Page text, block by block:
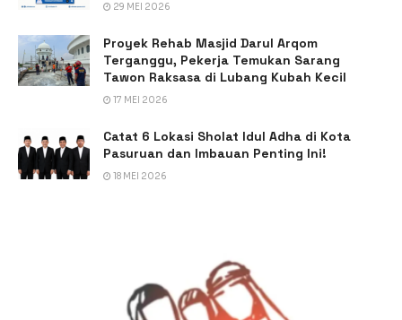
29 MEI 2026
Proyek Rehab Masjid Darul Arqom
Terganggu, Pekerja Temukan Sarang
Tawon Raksasa di Lubang Kubah Kecil
17 MEI 2026
Catat 6 Lokasi Sholat Idul Adha di Kota
Pasuruan dan Imbauan Penting Ini!
18 MEI 2026